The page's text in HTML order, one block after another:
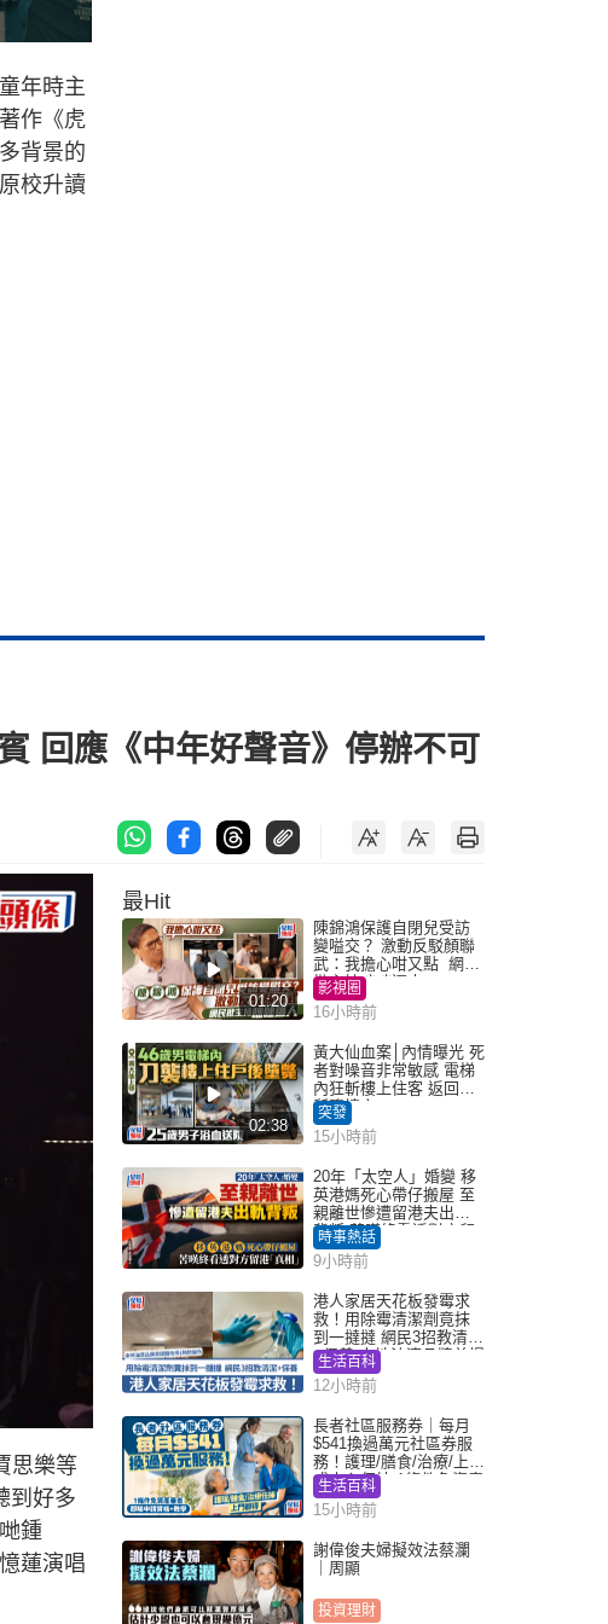
年時主
作《虎
背景的
校升讀
回應《中年好聲音》停辦不可
思樂等
到好多
鍾
蓮演唱
最Hit
01:20
陳錦鴻保護自閉兒受訪
變嗌交？ 激動反駁顏聯
武：我擔心咁又點 網民
批主持咄咄逼人
影視圈
16小時前
02:38
黃大仙血案│內情曝光 死
者對噪音非常敏感 電梯
內狂斬樓上住客 返回住
所墮樓亡
突發
15小時前
20年「太空人」婚變 移
英港媽死心帶仔搬屋 至
親離世慘遭留港夫出軌
背叛 苦嘆終看透對方留
港「真相」｜Juicy叮
時事熱話
9小時前
港人家居天花板發霉求
救！用除霉清潔劑竟抹
到一撻撻 網民3招教清潔
+保養 本地油漆品牌曾提
醒勿用1物防變色
生活百科
12小時前
長者社區服務券｜每月
$541換過萬元社區券服
務！護理/膳食/治療/上門
或中心任揀 1條件免資產
審查（附申請資格及教
學）
生活百科
15小時前
謝偉俊夫婦擬效法蔡瀾
｜周顯
投資理財